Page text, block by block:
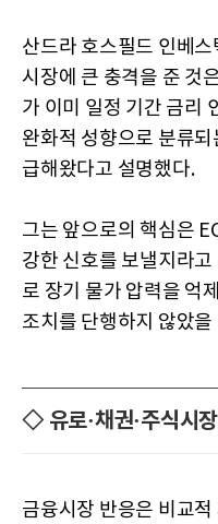
산드라 호스필드 인베스
시장에 큰 충격을 준 것
가 이미 일정 기간 금리
완화적 성향으로 분류
급해왔다고 설명했다.
그는 앞으로의 핵심은
강한 신호를 보낼지라
로 장기 물가 압력을 억
조치를 단행하지 않았
◇ 유로·채권·주식시
금융시장 반응은 비교